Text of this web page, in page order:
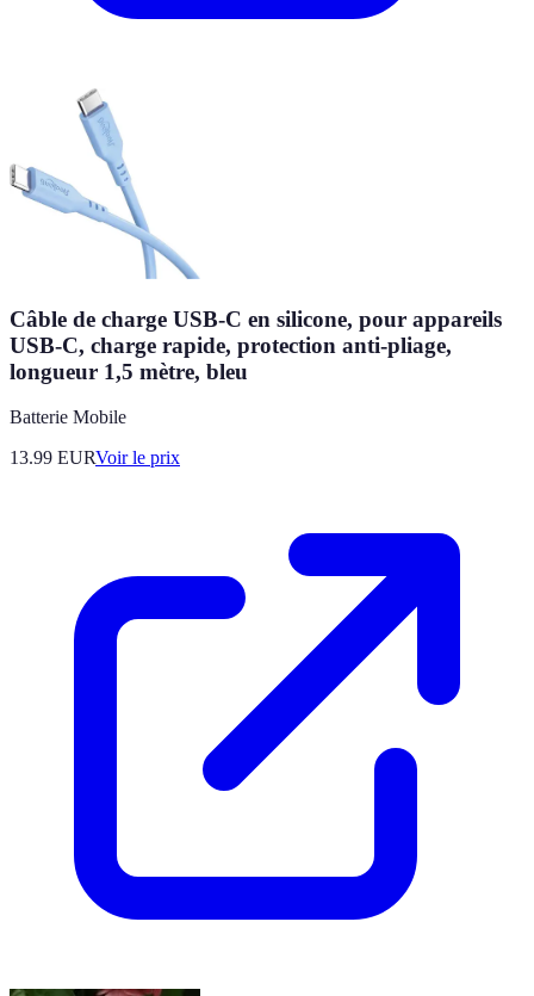
Câble de charge USB-C en silicone, pour appareils
USB-C, charge rapide, protection anti-pliage,
longueur 1,5 mètre, bleu
Batterie Mobile
13.99 EURVoir le prix